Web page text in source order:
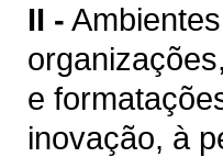
II -
e
inovação, à